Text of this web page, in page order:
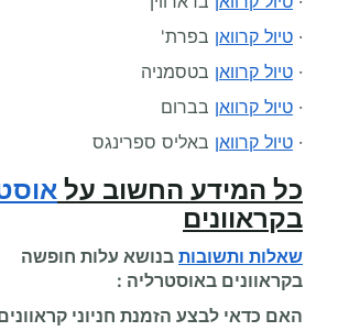
· טיול קרוואן בפרת'
· טיול קרוואן בטסמניה
· טיול קרוואן בברום
· טיול קרוואן באליס ספרינגס
כל המידע החשוב על
בקראוונים
שאלות ותשובות בנושא עלות חופשה
בקראוונים באוסטרליה :
האם כדאי לבצע הזמנת חניוני